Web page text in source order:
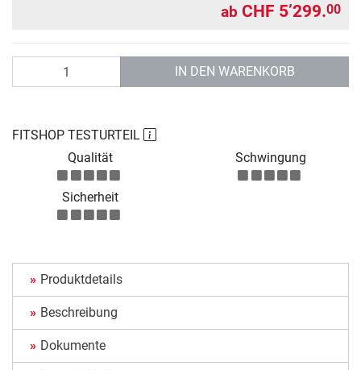
ab CHF 5’299.00
IN DEN WARENKORB
FITSHOP TESTURTEIL
Qualität
Schwingung
Sicherheit
Produktdetails
Beschreibung
Dokumente